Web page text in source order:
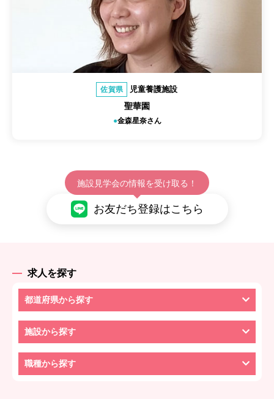
佐賀県 児童養護施設
聖華園
金森星奈さん
施設見学会の情報を受け取る！
お友だち登録はこちら
求人を探す
都道府県から探す
施設から探す
職種から探す